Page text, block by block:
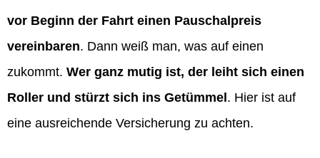
vor Beginn der Fahrt einen Pauschalpreis
vereinbaren. Dann weiß man, was auf einen
zukommt. Wer ganz mutig ist, der leiht sich einen
Roller und stürzt sich ins Getümmel . Hier ist auf
eine ausreichende Versicherung zu achten.